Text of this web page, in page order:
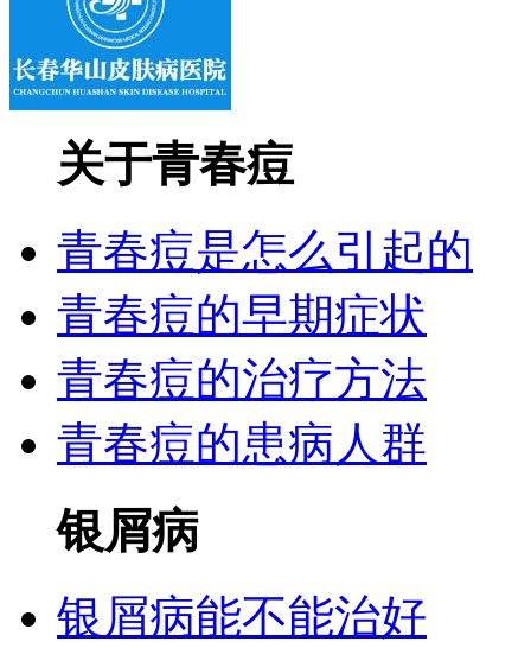
关于青春痘
青春痘是怎么引起的
青春痘的早期症状
青春痘的治疗方法
青春痘的患病人群
银屑病
银屑病能不能治好